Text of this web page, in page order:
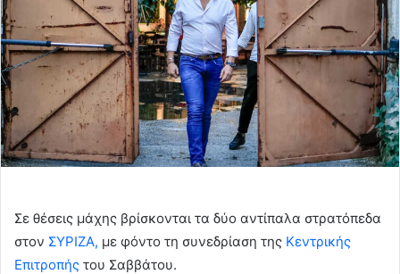
Σε θέσεις μάχης βρίσκονται τα δύο αντίπαλα στρατόπεδα
στον ΣΥΡΙΖΑ, με φόντο τη συνεδρίαση της Κεντρικής
Επιτροπής του Σαββάτου.